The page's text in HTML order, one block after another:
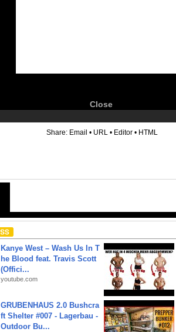
Close
Share: Email • URL • Editor • HTML
Kanye West – Wash Us In T
he Blood feat. Travis Scott
(Offici...
youtube.com
GRUBENHAUS 2.0 Bushcra
ft Shelter #007 - Lagerbau -
Outdoor Bu...